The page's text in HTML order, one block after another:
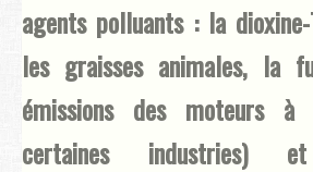
agents polluants : la
les graisses animales, la
émissions des moteurs à
certaines industries)